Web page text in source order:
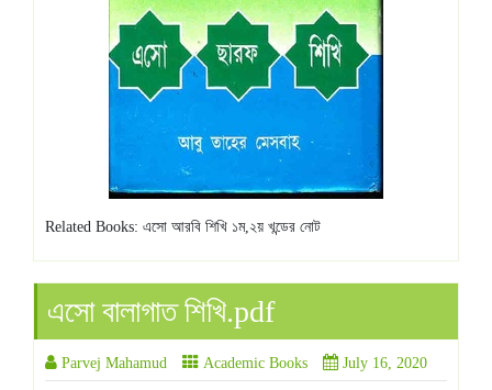
Related Books: এসো আরবি শিখি ১ম,২য় খন্ডের নোট
এসো বালাগাত শিখি.pdf
Parvej Mahamud Academic Books July 16, 2020